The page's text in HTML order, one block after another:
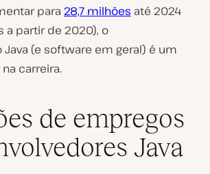
para 28,7 milhões até 2024
a partir de 2020), o
(e software em geral) é um
carreira.
de empregos
Java